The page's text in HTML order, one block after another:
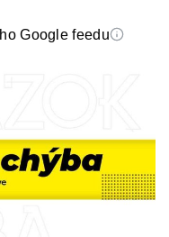
Google feedu